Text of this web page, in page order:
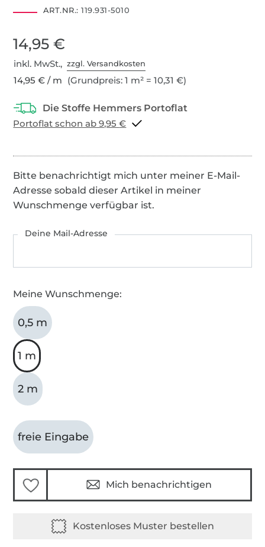
ART.NR.: 119.931-5010
14,95 €
inkl. MwSt.,zzgl. Versandkosten
14,95 € / m (Grundpreis: 1 m² = 10,31 €)
Portoflat schon ab 9,95 €
Bitte benachrichtigt mich unter meiner E-Mail-
Adresse sobald dieser Artikel in meiner
Wunschmenge verfügbar ist.
Deine Mail-Adresse
Meine Wunschmenge:
0,5 m
1 m
2 m
freie Eingabe
Mich benachrichtigen